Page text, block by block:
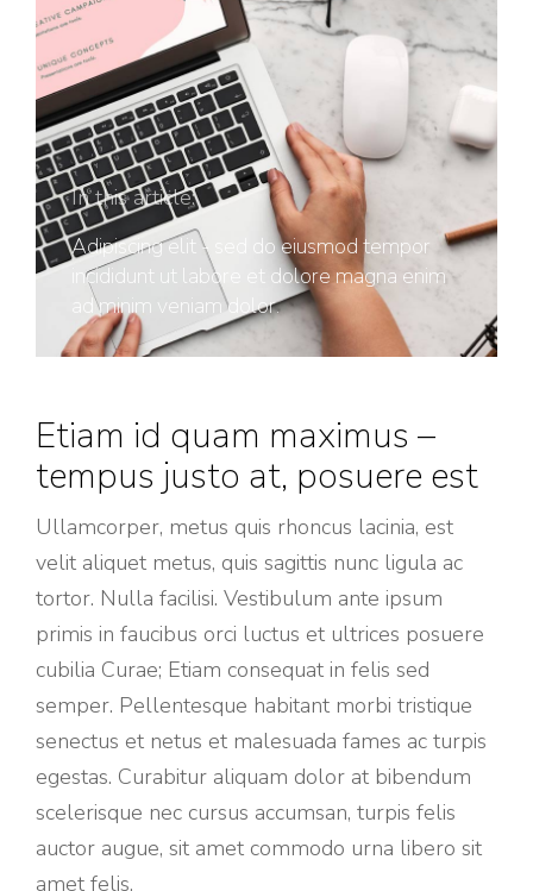
In this article:
Adipiscing elit - sed do eiusmod tempor
incididunt ut labore et dolore magna enim
ad minim veniam dolor.
Etiam id quam maximus –
tempus justo at, posuere est
Ullamcorper, metus quis rhoncus lacinia, est
velit aliquet metus, quis sagittis nunc ligula ac
tortor. Nulla facilisi. Vestibulum ante ipsum
primis in faucibus orci luctus et ultrices posuere
cubilia Curae; Etiam consequat in felis sed
semper. Pellentesque habitant morbi tristique
senectus et netus et malesuada fames ac turpis
egestas. Curabitur aliquam dolor at bibendum
scelerisque nec cursus accumsan, turpis felis
auctor augue, sit amet commodo urna libero sit
amet felis.